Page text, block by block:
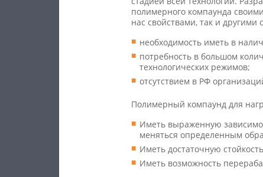
полимерного компаунда
нас свойствами, так и
необходимость иметь в
потребность в большом
технологических режимов;
отсутствием в РФ
Полимерный компаунд для
Иметь выраженную
меняться определенным
Иметь достаточную
Иметь возможность